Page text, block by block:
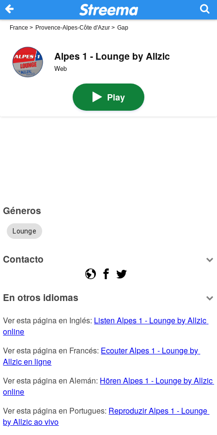
France > Provence-Alpes-Côte d'Azur > Gap
Alpes 1 - Lounge by Allzic
Web
Play
Géneros
Lounge
Contacto
En otros idiomas
Ver esta página en Inglés: Listen Alpes 1 - Lounge by Allzic
online
Ver esta página en Francés: Ecouter Alpes 1 - Lounge by
Allzic en ligne
Ver esta página en Alemán: Hören Alpes 1 - Lounge by Allzic
online
Ver esta página en Portugues: Reproduzir Alpes 1 - Lounge
by Allzic ao vivo